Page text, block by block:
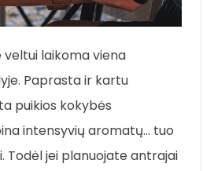
laikoma viena
Paprasta ir kartu
puikios kokybės
intensyvių aromatų… tuo
Todėl jei planuojate antrajai